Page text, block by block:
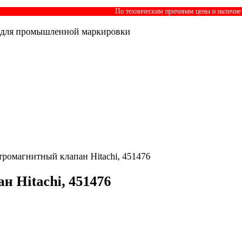
По техническим причинам цены и
промышленной маркировки
клапан Hitachi, 451476
Hitachi, 451476